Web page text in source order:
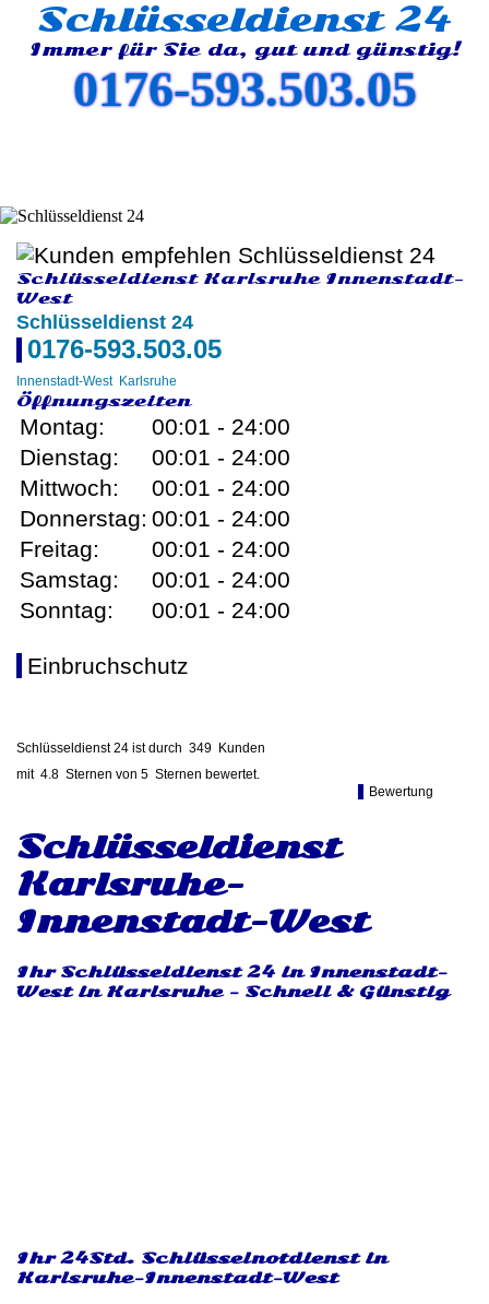
Schlüsseldienst 24
Immer für Sie da, gut und günstig!
0176-593.503.05
Schlüsseldienst Karlsruhe Innenstadt-
West
Schlüsseldienst 24
0176-593.503.05
Innenstadt-West Karlsruhe
Öffnungszeiten
Montag:
00:01 - 24:00
Dienstag:
00:01 - 24:00
Mittwoch:
00:01 - 24:00
Donnerstag: 00:01 - 24:00
Freitag:
00:01 - 24:00
Samstag:
00:01 - 24:00
Sonntag:
00:01 - 24:00
Einbruchschutz
Schlüsseldienst 24 ist durch 349 Kunden
mit 4.8 Sternen von 5 Sternen bewertet.
Bewertung
Schlüsseldienst
Karlsruhe-
Innenstadt-West
Ihr Schlüsseldienst 24 in Innenstadt-
West in Karlsruhe - Schnell & Günstig
Ihr 24Std. Schlüsselnotdienst in
Karlsruhe-Innenstadt-West